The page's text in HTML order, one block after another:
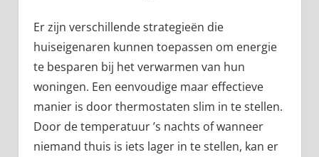
Er zijn verschillende strategieën die
huiseigenaren kunnen toepassen om energie
te besparen bij het verwarmen van hun
woningen. Een eenvoudige maar effectieve
manier is door thermostaten slim in te stellen.
Door de temperatuur ’s nachts of wanneer
niemand thuis is iets lager in te stellen, kan er